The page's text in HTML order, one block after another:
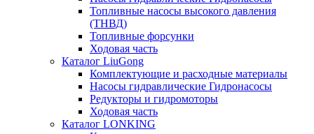
Топливные насосы высокого давления
(ТНВД)
Топливные форсунки
Ходовая часть
Каталог LiuGong
Комплектующие и расходные материалы
Насосы гидравлические Гидронасосы
Редукторы и гидромоторы
Ходовая часть
Каталог LONKING